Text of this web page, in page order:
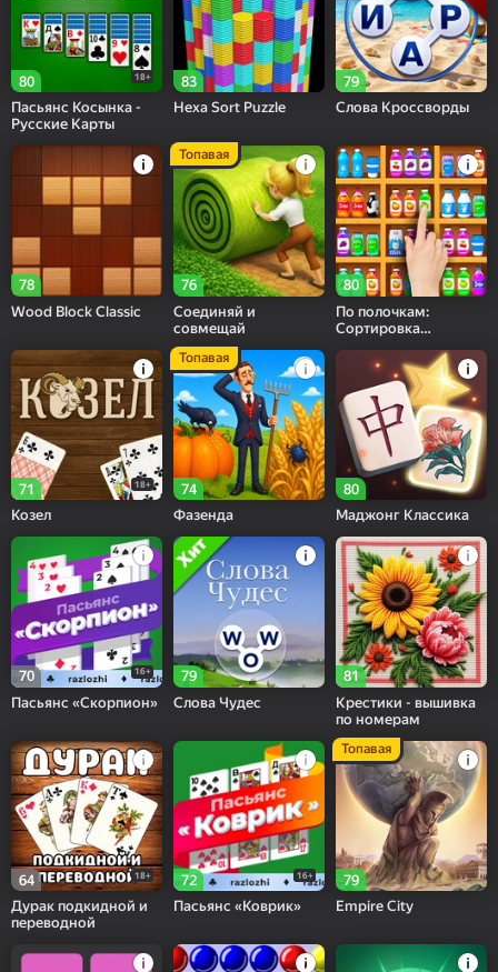
80 18+
Пасьянс Косынка -
Русские Карты
83
Hexa Sort Puzzle
79
Слова Кроссворды
78
Wood Block Classic
76
Топавая
Соединяй и
совмещай
80
По полочкам:
Сортировка
71 18+
Козел
74
Топавая
Фазенда
80
Маджонг Классика
70 16+
Пасьянс «Скорпион»
79
Слова Чудес
81
Крестики - вышивка
по номерам
64 18+
Дурак подкидной и
переводной
72 16+
Пасьянс «Коврик»
79
Топавая
Empire City